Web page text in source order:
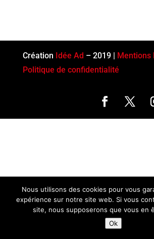
Création Idée Ad – 2019 | Mentions
Politique de confidentialité
Nous utilisons des cookies pour vous
expérience sur notre site web. Si vous
site, nous supposerons que vous en
Ok